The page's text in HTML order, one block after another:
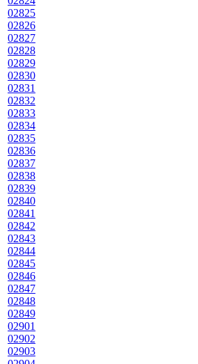
02825
02826
02827
02828
02829
02830
02831
02832
02833
02834
02835
02836
02837
02838
02839
02840
02841
02842
02843
02844
02845
02846
02847
02848
02849
02901
02902
02903